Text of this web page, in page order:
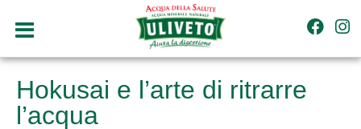
Hokusai e l’arte di ritrarre
l’acqua